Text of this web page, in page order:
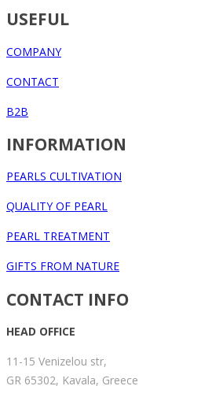
USEFUL
COMPANY
CONTACT
B2B
INFORMATION
PEARLS CULTIVATION
QUALITY OF PEARL
PEARL TREATMENT
GIFTS FROM NATURE
CONTACT INFO
HEAD OFFICE
11-15 Venizelou str,
GR 65302, Kavala, Greece